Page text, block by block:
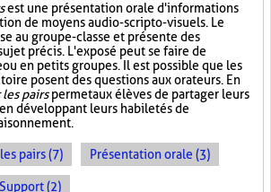
est une présentation orale d'informations
de moyens audio-scripto-visuels. Le
au groupe-classe et présente des
précis. L'exposé peut se faire de
en petits groupes. Il est possible que les
posent des questions aux orateurs. En
les pairspermet aux élèves de partager leurs
développant leurs habiletés de
pairs (7) Présentation orale (3)
Support (2)